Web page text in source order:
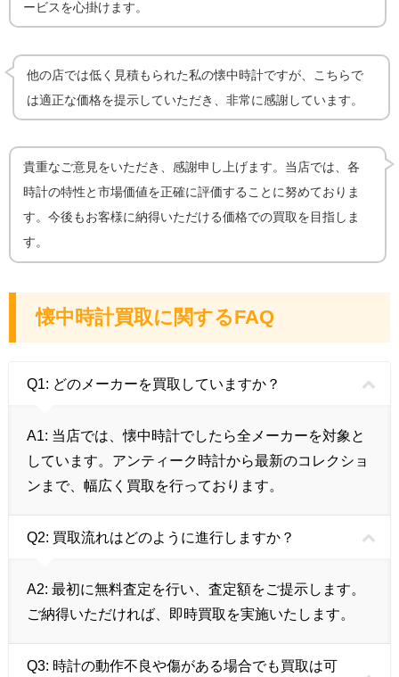
ービスを心掛けます。
他の店では低く見積もられた私の懐中時計ですが、こちらで
は適正な価格を提示していただき、非常に感謝しています。
貴重なご意見をいただき、感謝申し上げます。当店では、各
時計の特性と市場価値を正確に評価することに努めておりま
す。今後もお客様に納得いただける価格での買取を目指しま
す。
懐中時計買取に関するFAQ
Q1: どのメーカーを買取していますか？
A1: 当店では、懐中時計でしたら全メーカーを対象と
しています。アンティーク時計から最新のコレクショ
ンまで、幅広く買取を行っております。
Q2: 買取流れはどのように進行しますか？
A2: 最初に無料査定を行い、査定額をご提示します。
ご納得いただければ、即時買取を実施いたします。
Q3: 時計の動作不良や傷がある場合でも買取は可